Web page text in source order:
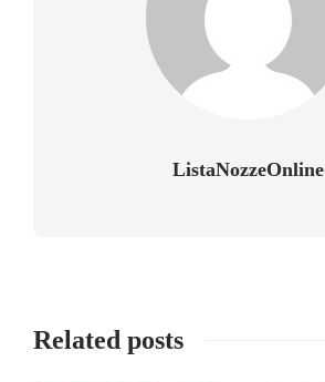
ListaNozzeOnline
Related posts